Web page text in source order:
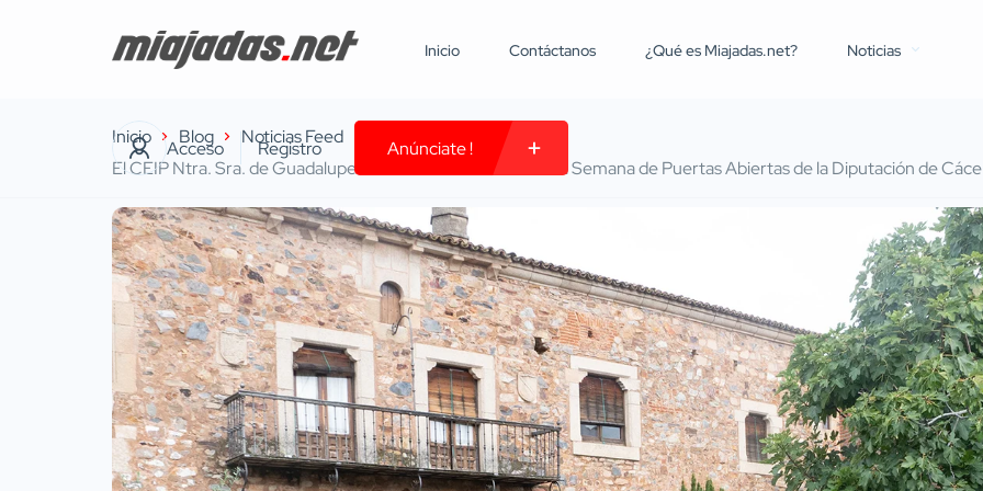
Inicio Contáctanos ¿Qué es Miajadas.net? Noticias
Acceso Registro Anúnciate !
Inicio Blog
Noticias Feed
El CEIP Ntra. Sra. de Guadalupe se une a la celebración de la Semana de Puertas Abiertas de la Diputación de